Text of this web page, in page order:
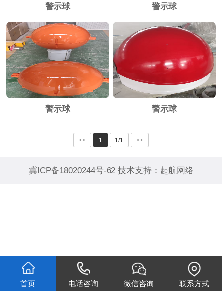
警示球 警示球
警示球 警示球
<< 1 1/1 >>
冀ICP备18020244号-62技术支持： 起航网络
首页 电话咨询 微信咨询 联系方式